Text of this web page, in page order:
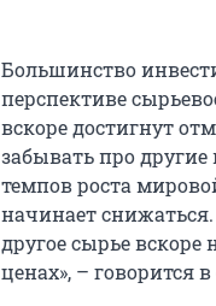
Большинство
перспективе
вскоре достигнут
забывать про
темпов роста
начинает снижаться.
другое сырье
ценах», – говорится